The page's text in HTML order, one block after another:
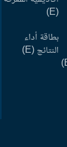
بطاقة أداء
النتائج (E)